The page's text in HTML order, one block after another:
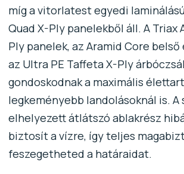
míg a vitorlatest egyedi
Quad X-Ply panelekből áll. A Triax
Ply panelek, az Aramid Core
az Ultra PE Taffeta X-Ply
gondoskodnak a maximális
legkeményebb landolásoknál is.
elhelyezett átlátszó ablakrész
biztosít a vízre, így teljes
feszegetheted a határaidat.